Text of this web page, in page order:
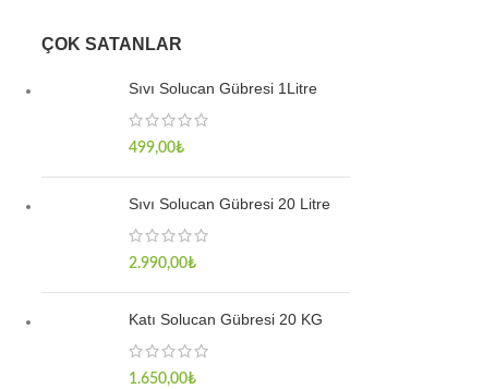
ÇOK SATANLAR
Sıvı Solucan Gübresi 1Litre
499,00₺
Sıvı Solucan Gübresi 20 Litre
2.990,00₺
Katı Solucan Gübresi 20 KG
1.650,00₺